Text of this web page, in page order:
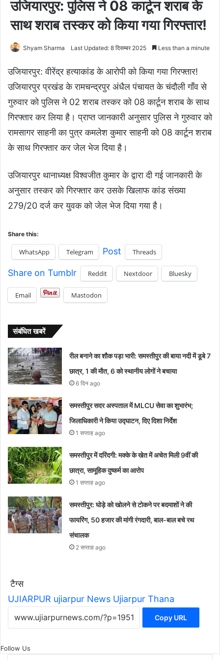
उजियारपुर: पुलिस ने 08 कार्टून शराब के
साथ शराब तस्कर को किया गया गिरफ्तार!
Shyam Sharma Last Updated: 8 दिसम्बर 2025 Less than a minute
उजियारपुर: वीरेंद्र हत्याकांड के आरोपी को किया गया गिरफ्तार!
उजियारपुर प्रखंड के रामचन्द्रपुर अंधैल पंचायत के चंदौली गाँव से
गुरुवार को पुलिस ने 02 शराब तस्कर को 08 कार्टून शराब के साथ
गिरफ्तार कर लिया है। प्राप्त जानकारी अनुसार पुलिस ने गुरुवार को
रामसागर साहनी का पुत्र कमलेश कुमार साहनी को 08 कार्टून शराब
के साथ गिरफ्तार कर जेल भेज दिया है।
उजियारपुर थानाध्यक्ष विश्वजीत कुमार के द्वारा दी गई जानकारी के
अनुसार तस्कर को गिरफ्तार कर उसके खिलाफ कांड संख्या
279/20 दर्ज कर युवक को जेल भेज दिया गया है।
Share this:
WhatsApp Telegram Post Threads
Share on Tumblr Reddit Nextdoor Bluesky
Email Mastodon
संबंधित खबरें
रील बनाने का शौक पड़ा भारी: समस्तीपुर की बाया नदी में डूबे 7
छात्र, 1 की मौत, 6 को स्थानीय लोगों ने बचाया
6 दिन ago
समस्तीपुर सदर अस्पताल में MLCU सेवा का शुभारंभ;
जिलाधिकारी ने किया उद्घाटन, दिए दिशा निर्देश
1 सप्ताह ago
समस्तीपुर में दरिंदगी: मक्के के खेत में अचेत मिली 9वीं की
छात्रा, सामूहिक दुष्कर्म का आरोप
1 सप्ताह ago
समस्तीपुर: घोड़े को खोलने से टोकने पर बदमाशों ने की
फायरिंग, 50 हजार की मांगी रंगदारी, बाल-बाल बचे रथ
संचालक
2 सप्ताह ago
टैग्स
UJIARPUR ujiarpur News Ujiarpur Thana
Copy URL
Follow Us